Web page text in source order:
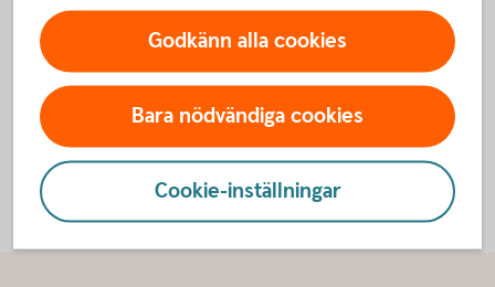
Ansök om fastighetslån i
SwedbankHypotek
Godkänn alla cookies
Bara nödvändiga cookies
Cookie-inställningar